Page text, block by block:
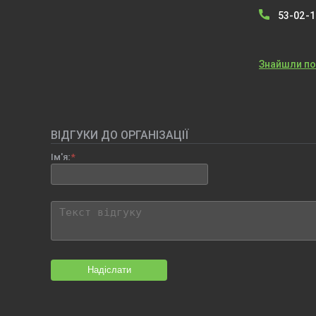
53-02-
Знайшли
ВІДГУКИ ДО ОРГАНІЗАЦІЇ
Ім'я:
Надіслати